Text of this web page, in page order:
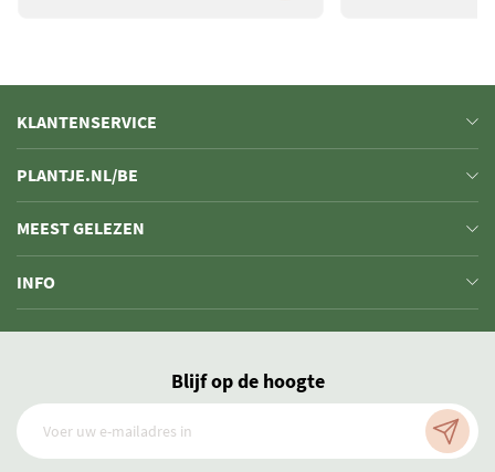
KLANTENSERVICE
PLANTJE.NL/BE
MEEST GELEZEN
INFO
Blijf op de hoogte